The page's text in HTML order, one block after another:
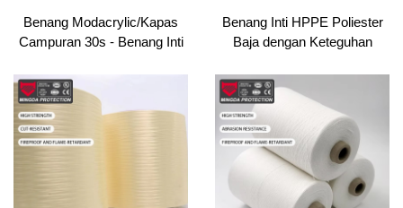
Benang Modacrylic/Kapas
Campuran 30s - Benang Inti
Pelupuk/PPE Jahitan
Benang Inti HPPE Poliester
Baja dengan Keteguhan
Menjahit & Menenun Tangan
Berwarna Ring Spun Teknik